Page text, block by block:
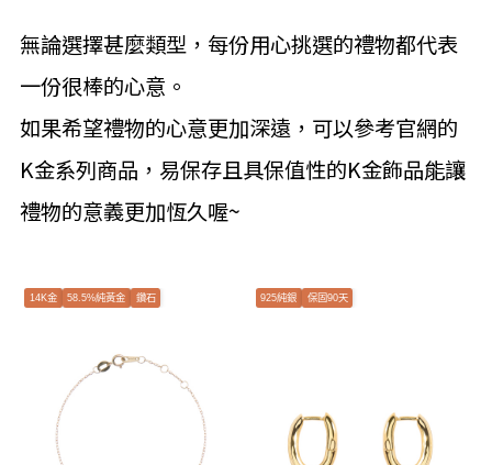
無論選擇甚麼類型，每份用心挑選的禮物都代表
一份很棒的心意。
如果希望禮物的心意更加深遠，可以參考官網的
K金系列商品，易保存且具保值性的K金飾品能讓
禮物的意義更加恆久喔~
14K金 58.5%純黃金 鑽石 925純銀 保固90天